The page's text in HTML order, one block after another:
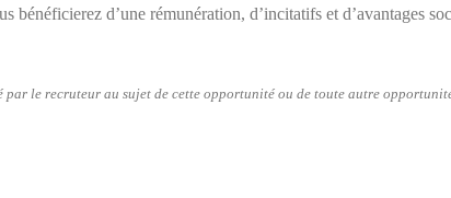
bénéficierez d’une rémunération, d’incitatifs et d’avantages
le recruteur au sujet de cette opportunité ou de toute autre